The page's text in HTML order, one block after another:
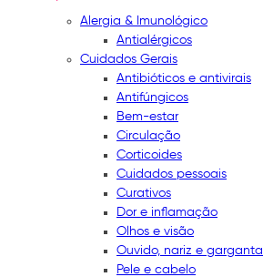
Alergia & Imunológico
Antialérgicos
Cuidados Gerais
Antibióticos e antivirais
Antifúngicos
Bem-estar
Circulação
Corticoides
Cuidados pessoais
Curativos
Dor e inflamação
Olhos e visão
Ouvido, nariz e garganta
Pele e cabelo